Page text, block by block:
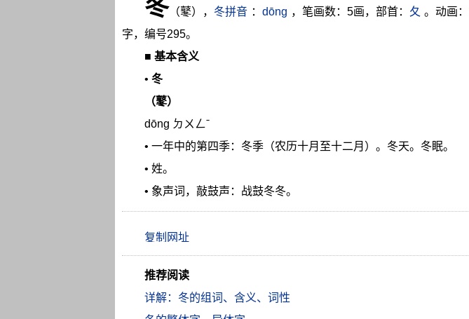
冬 （鼕）， 冬拼音 ： dōng ，笔画数：5画，部首： 夂 。动画：
字，编号295。
■ 基本含义
• 冬
（鼕）
dōng ㄉㄨㄥˉ
• 一年中的第四季：冬季（农历十月至十二月）。冬天。冬眠。
• 姓。
• 象声词，敲鼓声：战鼓冬冬。
推荐阅读
详解：冬的组词、含义、词性